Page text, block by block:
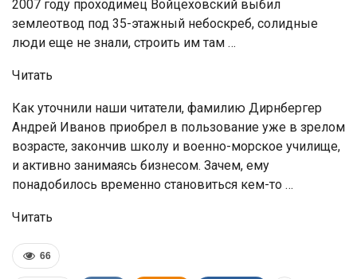
2007 году проходимец Войцеховский выбил
землеотвод под 35-этажный небоскреб, солидные
люди еще не знали, строить им там …
Читать
Как уточнили наши читатели, фамилию Дирнбергер
Андрей Иванов приобрел в пользование уже в зрелом
возрасте, закончив школу и военно-морское училище,
и активно занимаясь бизнесом. Зачем, ему
понадобилось временно становиться кем-то …
Читать
66